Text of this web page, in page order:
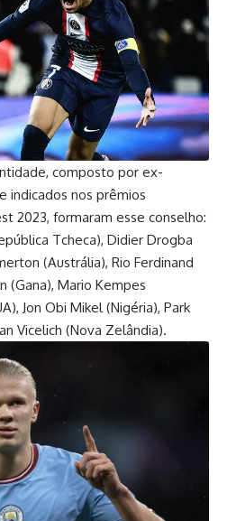
composto por ex-
indicados nos prêmios
2023, formaram esse conselho:
Tcheca), Didier Drogba
(Austrália), Rio Ferdinand
(Gana), Mario Kempes
Jon Obi Mikel (Nigéria), Park
Vicelich (Nova Zelândia).